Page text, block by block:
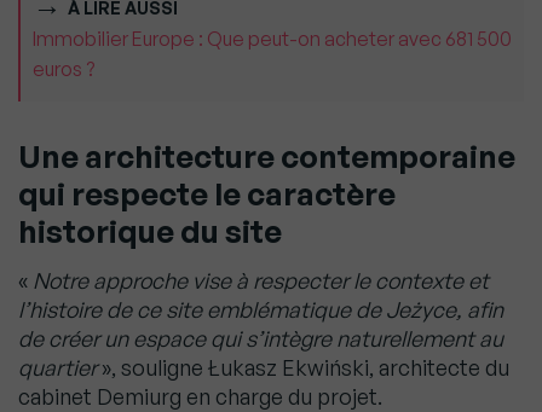
À LIRE AUSSI
Immobilier Europe : Que peut-on acheter avec 681 500
euros ?
Une architecture contemporaine
qui respecte le caractère
historique du site
« Notre approche vise à respecter le contexte et
l’histoire de ce site emblématique de Jeżyce, afin
de créer un espace qui s’intègre naturellement au
quartier», souligne Łukasz Ekwiński, architecte du
cabinet Demiurg en charge du projet.